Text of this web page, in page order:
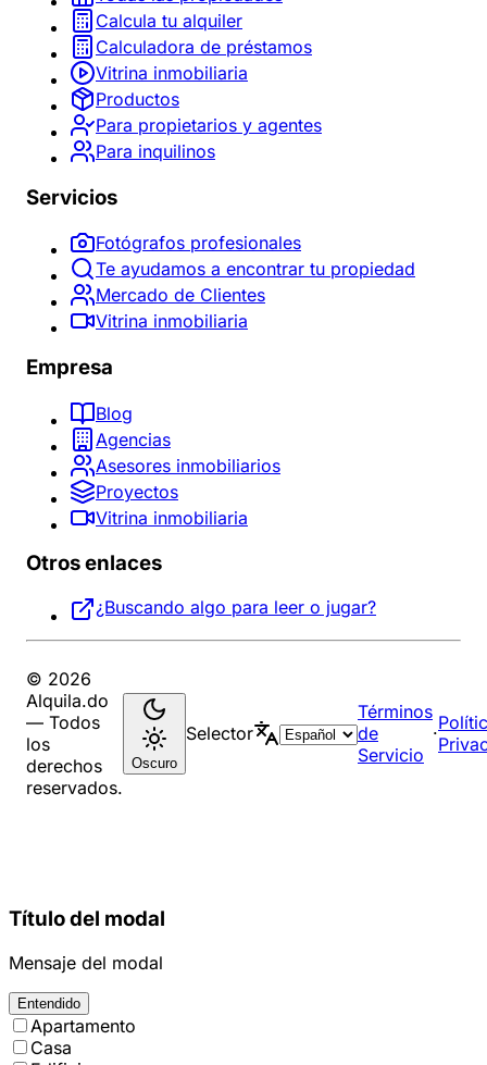
Calcula tu alquiler
Calculadora de préstamos
Vitrina inmobiliaria
Productos
Para propietarios y agentes
Para inquilinos
Servicios
Fotógrafos profesionales
Te ayudamos a encontrar tu propiedad
Mercado de Clientes
Vitrina inmobiliaria
Empresa
Blog
Agencias
Asesores inmobiliarios
Proyectos
Vitrina inmobiliaria
Otros enlaces
¿Buscando algo para leer o jugar?
© 2026
Alquila.do
— Todos
los
derechos
reservados.
Oscuro
Selector
Términos
de
Servicio
·
Título del modal
Mensaje del modal
Entendido
Apartamento
Casa